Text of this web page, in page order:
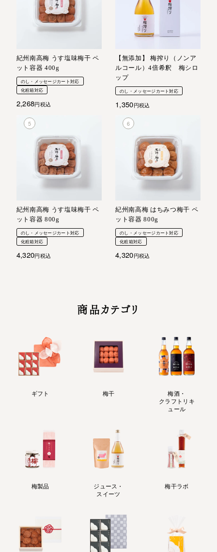
紀州南高梅 うす塩味梅干 ペ
ット容器 400g
のし・メッセージカート対応
化粧箱対応
2,268 税込
【無添加】 梅搾り（ノンア
ルコール）4倍希釈 梅シロ
ップ
のし・メッセージカート対応
1,350 税込
紀州南高梅 うす塩味梅干 ペ
ット容器 800g
のし・メッセージカート対応
化粧箱対応
4,320 税込
紀州南高梅 はちみつ梅干 ペ
ット容器 800g
のし・メッセージカート対応
化粧箱対応
4,320 税込
商品カテゴリ
ギフト 梅干
梅酒・
クラフトリキ
ュール
梅製品
ジュース・
スイーツ
梅干ラボ